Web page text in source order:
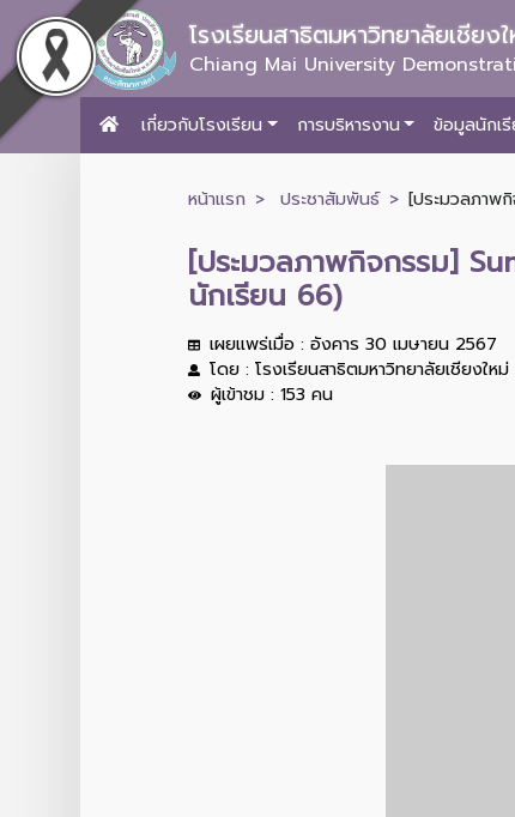
โรงเรียนสาธิตมหาวิทยาลัยเชีย
Chiang Mai University
เกี่ยวกับโรงเรียน การบริหารงาน ข้อมูลนักเ
หน้าแรก ประชาสัมพันธ์ [ประมวลภาพ
[ประมวลภาพกิจกรรม]
นักเรียน 66)
เผยแพร่เมื่อ : อังคาร 30 เมษายน 2567
โดย : โรงเรียนสาธิตมหาวิทยาลัยเชียงให
ผู้เข้าชม : 153 คน